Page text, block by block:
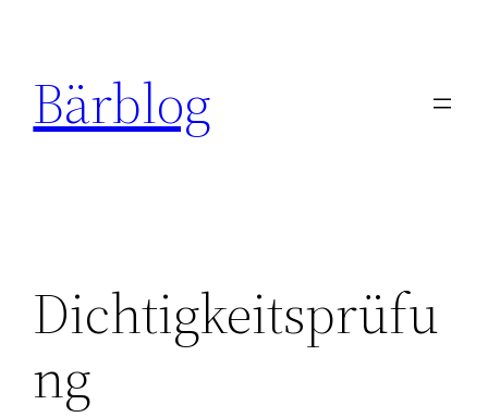
springen
Bärblog
Dichtigkeitsprüfu
ng